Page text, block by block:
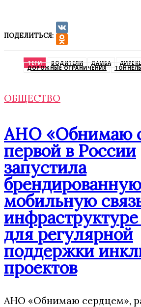
ПОДЕЛИТЬСЯ:
VK
ТЕГИ ВОДИТЕЛИ ДАМБА
ДОРОЖНЫЕ ОГРАНИЧЕНИЯ
ОБЩЕСТВО
АНО «Обнимаю
первой в России
запустила
брендированную
мобильную
для регулярной
поддержки
проектов
АНО «Обнимаю сердцем»,